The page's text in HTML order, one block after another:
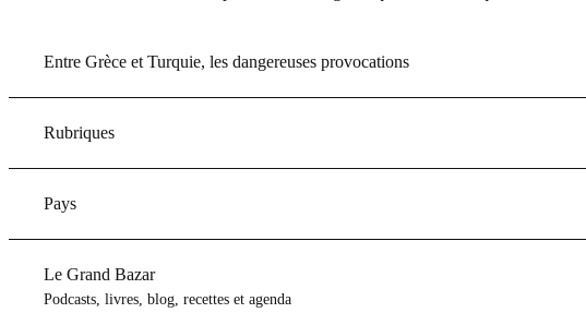
Entre Grèce et Turquie, les dangereuses provocations
Rubriques
Pays
Le Grand Bazar
Podcasts, livres, blog, recettes et agenda